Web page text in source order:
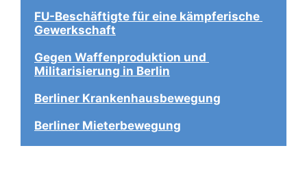
FU-Beschäftigte für eine kämpferische
Gewerkschaft
Gegen Waffenproduktion und
Militarisierung in Berlin
Berliner Krankenhausbewegung
Berliner Mieterbewegung